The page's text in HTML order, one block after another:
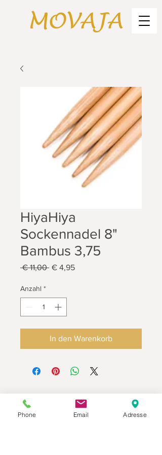
HiyaHiya
Sockennadel 8"
Bambus 3,75
€ 11,00 Standardpreis
€ 4,95Sale-
Anzahl *
In den Warenkorb
Phone Email Adresse